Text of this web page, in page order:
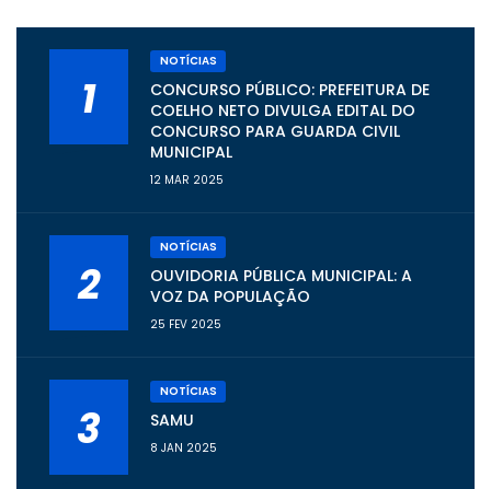
1
NOTÍCIAS
CONCURSO PÚBLICO: PREFEITURA DE
COELHO NETO DIVULGA EDITAL DO
CONCURSO PARA GUARDA CIVIL
MUNICIPAL
12 MAR 2025
2
NOTÍCIAS
OUVIDORIA PÚBLICA MUNICIPAL: A
VOZ DA POPULAÇÃO
25 FEV 2025
3
NOTÍCIAS
SAMU
8 JAN 2025